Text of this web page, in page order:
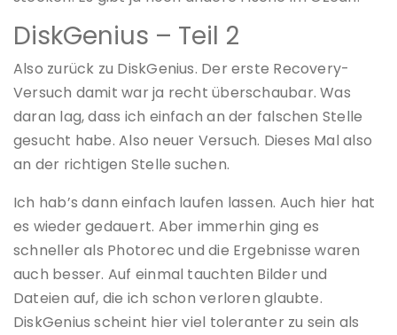
DiskGenius – Teil 2
Also zurück zu DiskGenius. Der erste Recovery-
Versuch damit war ja recht überschaubar. Was
daran lag, dass ich einfach an der falschen Stelle
gesucht habe. Also neuer Versuch. Dieses Mal also
an der richtigen Stelle suchen.
Ich hab’s dann einfach laufen lassen. Auch hier hat
es wieder gedauert. Aber immerhin ging es
schneller als Photorec und die Ergebnisse waren
auch besser. Auf einmal tauchten Bilder und
Dateien auf, die ich schon verloren glaubte.
DiskGenius scheint hier viel toleranter zu sein als